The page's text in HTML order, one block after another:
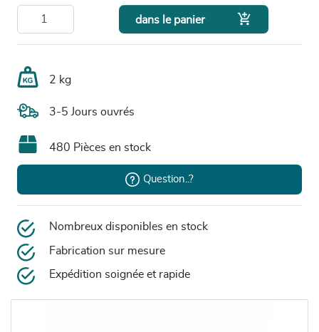
dans le panier 
2 kg
3-5 Jours ouvrés
480 Pièces en stock
Question..?
Nombreux disponibles en stock
Fabrication sur mesure
Expédition soignée et rapide